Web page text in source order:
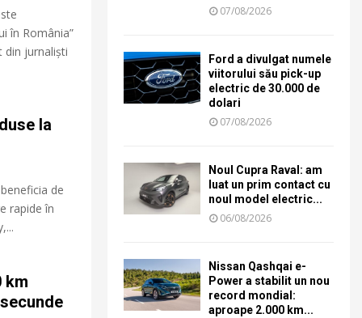
în România”
din jurnaliști
la
de
rapide în
km
07/08/2026
Ford a divulgat numele
viitorului său pick-up
electric de 30.000 de
dolari
07/08/2026
Noul Cupra Raval: am
luat un prim contact cu
noul model electric...
06/08/2026
Nissan Qashqai e-
Power a stabilit un nou
record mondial:
aproape 2.000 km...